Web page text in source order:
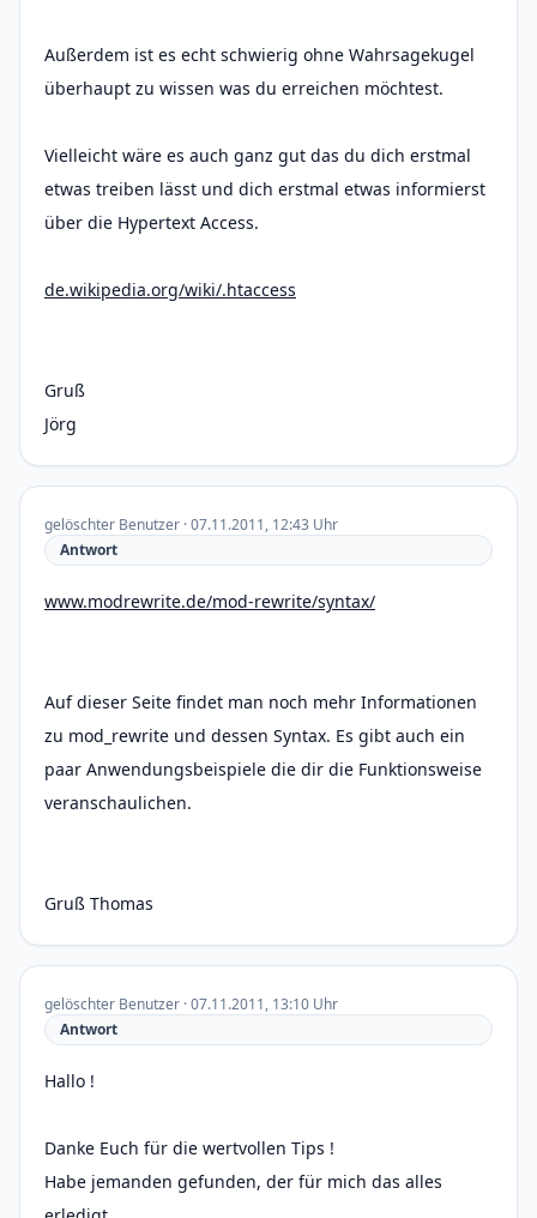
Außerdem ist es echt schwierig ohne Wahrsagekugel
überhaupt zu wissen was du erreichen möchtest.
Vielleicht wäre es auch ganz gut das du dich erstmal
etwas treiben lässt und dich erstmal etwas informierst
über die Hypertext Access.
de.wikipedia.org/wiki/.htaccess
Gruß
Jörg
gelöschter Benutzer · 07.11.2011, 12:43 Uhr
Antwort
www.modrewrite.de/mod-rewrite/syntax/
Auf dieser Seite findet man noch mehr Informationen
zu mod_rewrite und dessen Syntax. Es gibt auch ein
paar Anwendungsbeispiele die dir die Funktionsweise
veranschaulichen.
Gruß Thomas
gelöschter Benutzer · 07.11.2011, 13:10 Uhr
Antwort
Hallo !
Danke Euch für die wertvollen Tips !
Habe jemanden gefunden, der für mich das alles